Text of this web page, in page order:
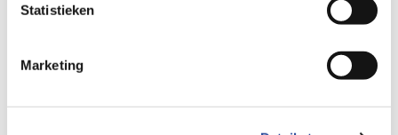
Statistieken
Marketing
webshop mag verkopen.
⁠Verantwoorde zorg, ⁠ook online.